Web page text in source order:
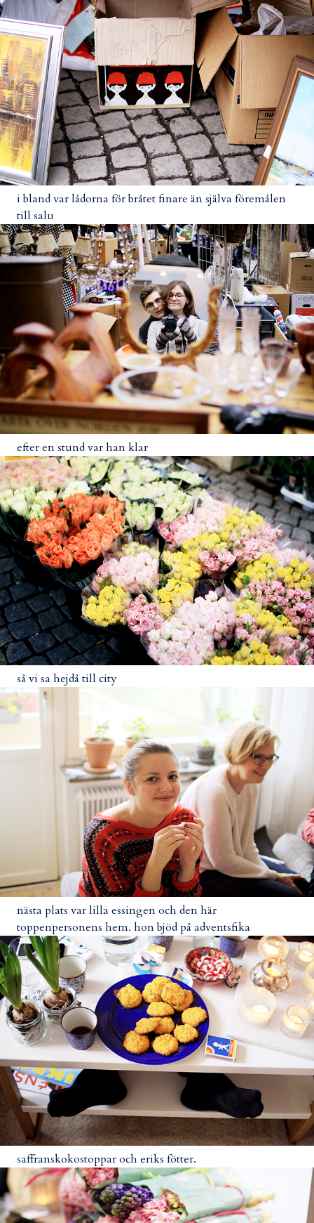
i bland var lådorna för bråtet finare än själva föremålen
till salu
efter en stund var han klar
så vi sa hejdå till city
nästa plats var lilla essingen och den här
toppenpersonens hem. hon bjöd på adventsfika
saffranskokostoppar och eriks fötter.